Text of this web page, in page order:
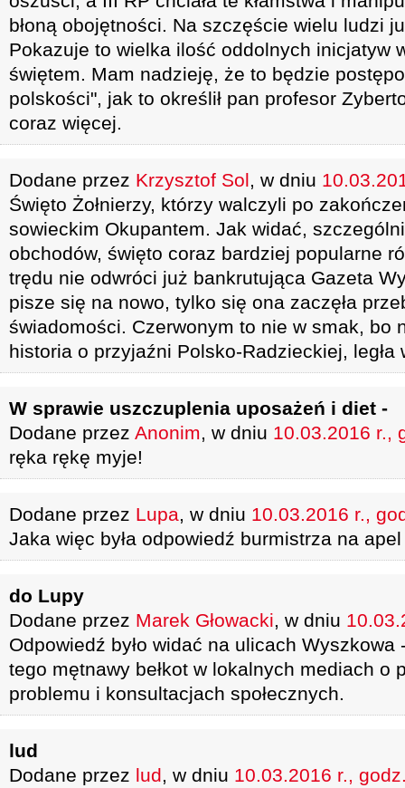
błoną obojętności. Na szczęście wielu ludzi
Pokazuje to wielka ilość oddolnych inicjatyw
świętem. Mam nadzieję, że to będzie
polskości", jak to określił pan profesor
coraz więcej.
Dodane przez Krzysztof Sol, w dniu
Święto Żołnierzy, którzy walczyli po
sowieckim Okupantem. Jak widać,
obchodów, święto coraz bardziej popularne
trędu nie odwróci już bankrutująca Gazeta
pisze się na nowo, tylko się ona zaczęła
świadomości. Czerwonym to nie w smak, bo
historia o przyjaźni Polsko-Radzieckiej, legła
W sprawie uszczuplenia uposażeń i diet -
Dodane przez Anonim, w dniu 10.03.2016 r.,
ręka rękę myje!
Dodane przez Lupa, w dniu 10.03.2016 r.,
Jaka więc była odpowiedź burmistrza na
do Lupy
Dodane przez Marek Głowacki, w dniu
Odpowiedź było widać na ulicach
tego mętnawy bełkot w lokalnych mediach o
problemu i konsultacjach społecznych.
lud
Dodane przez lud, w dniu 10.03.2016 r.,